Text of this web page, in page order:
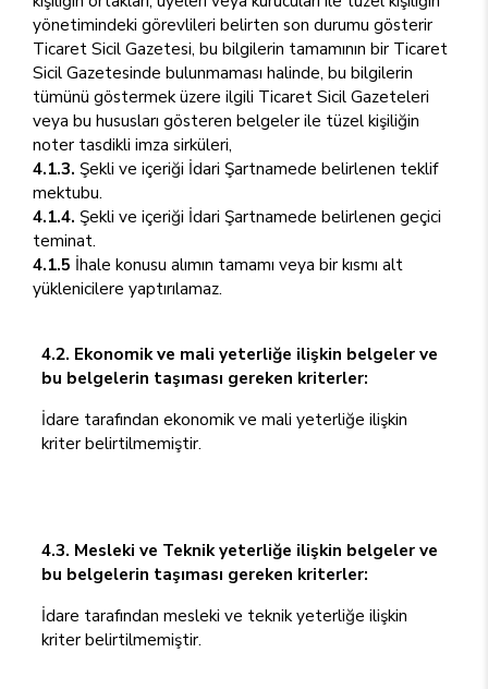
yönetimindeki görevlileri belirten son durumu gösterir
Ticaret Sicil Gazetesi, bu bilgilerin tamamının bir Ticaret
Sicil Gazetesinde bulunmaması halinde, bu bilgilerin
tümünü göstermek üzere ilgili Ticaret Sicil Gazeteleri
veya bu hususları gösteren belgeler ile tüzel kişiliğin
noter tasdikli imza sirküleri,
4.1.3. Şekli ve içeriği İdari Şartnamede belirlenen teklif
mektubu.
4.1.4. Şekli ve içeriği İdari Şartnamede belirlenen geçici
teminat.
4.1.5 İhale konusu alımın tamamı veya bir kısmı alt
yüklenicilere yaptırılamaz.
4.2. Ekonomik ve mali yeterliğe ilişkin belgeler ve
bu belgelerin taşıması gereken kriterler:
İdare tarafından ekonomik ve mali yeterliğe ilişkin
kriter belirtilmemiştir.
4.3. Mesleki ve Teknik yeterliğe ilişkin belgeler ve
bu belgelerin taşıması gereken kriterler:
İdare tarafından mesleki ve teknik yeterliğe ilişkin
kriter belirtilmemiştir.